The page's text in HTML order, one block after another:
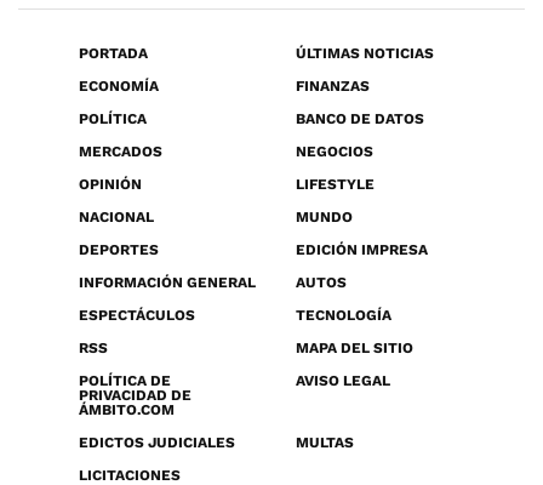
PORTADA
ÚLTIMAS NOTICIAS
ECONOMÍA
FINANZAS
POLÍTICA
BANCO DE DATOS
MERCADOS
NEGOCIOS
OPINIÓN
LIFESTYLE
NACIONAL
MUNDO
DEPORTES
EDICIÓN IMPRESA
INFORMACIÓN GENERAL
AUTOS
ESPECTÁCULOS
TECNOLOGÍA
RSS
MAPA DEL SITIO
POLÍTICA DE
PRIVACIDAD DE
ÁMBITO.COM
AVISO LEGAL
EDICTOS JUDICIALES
MULTAS
LICITACIONES